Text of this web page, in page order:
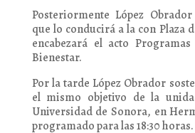
Posteriormente López
que lo conducirá a la con Plaza
encabezará el acto
Bienestar.
Por la tarde López Obrador
el mismo objetivo de la
Universidad de Sonora, en
programado para las 18:30 horas.